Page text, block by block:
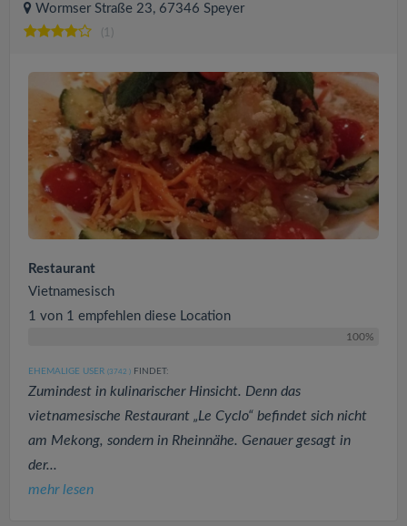
Wormser Straße 23, 67346 Speyer
(1)
Restaurant
Vietnamesisch
1 von 1 empfehlen diese Location
100%
EHEMALIGE USER (3742 ) FINDET:
Zumindest in kulinarischer Hinsicht. Denn das
vietnamesische Restaurant „Le Cyclo“ befindet sich nicht
am Mekong, sondern in Rheinnähe. Genauer gesagt in
der...
mehr lesen